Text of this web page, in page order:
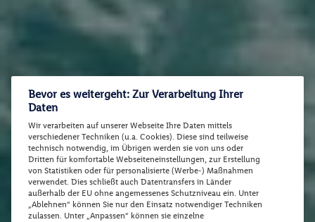
Bevor es weitergeht: Zur Verarbeitung Ihrer
Daten
Wir verarbeiten auf unserer Webseite Ihre Daten mittels
verschiedener Techniken (u.a. Cookies). Diese sind teilweise
technisch notwendig, im Übrigen werden sie von uns oder
Dritten für komfortable Webseiteneinstellungen, zur Erstellung
von Statistiken oder für personalisierte (Werbe-) Maßnahmen
verwendet. Dies schließt auch Datentransfers in Länder
außerhalb der EU ohne angemessenes Schutzniveau ein. Unter
„Ablehnen“ können Sie nur den Einsatz notwendiger Techniken
zulassen. Unter „Anpassen“ können sie einzelne